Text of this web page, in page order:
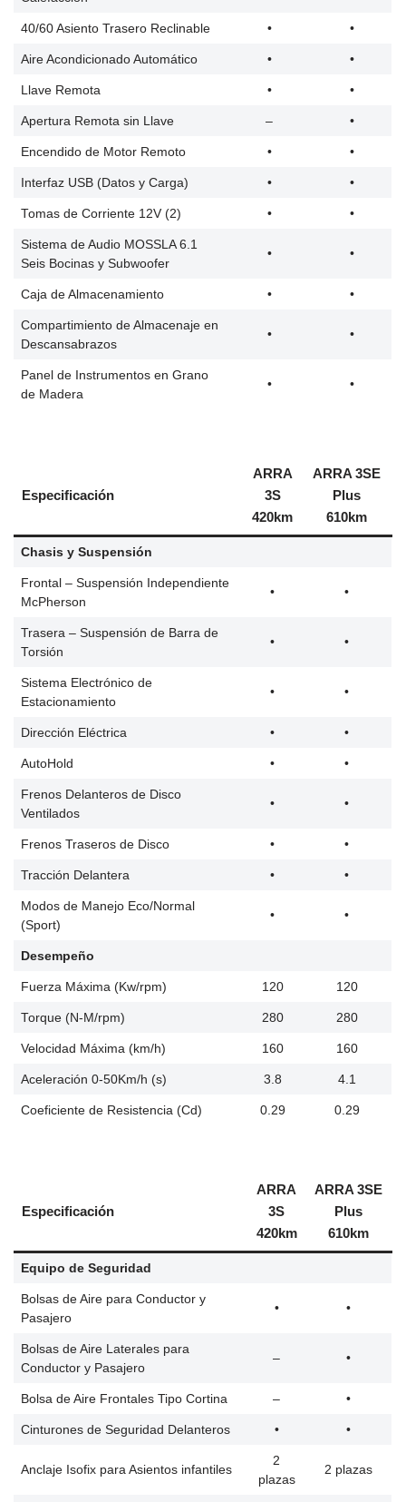
40/60 Asiento Trasero Reclinable • •
Aire Acondicionado Automático • •
Llave Remota • •
Apertura Remota sin Llave – •
Encendido de Motor Remoto • •
Interfaz USB (Datos y Carga) • •
Tomas de Corriente 12V (2) • •
Sistema de Audio MOSSLA 6.1
Seis Bocinas y Subwoofer
• •
Caja de Almacenamiento • •
Compartimiento de Almacenaje en
Descansabrazos
• •
Panel de Instrumentos en Grano
de Madera
• •
Especificación
ARRA
3S
420km
ARRA 3SE
Plus
610km
Chasis y Suspensión
Frontal – Suspensión Independiente
McPherson
• •
Trasera – Suspensión de Barra de
Torsión
• •
Sistema Electrónico de
Estacionamiento
• •
Dirección Eléctrica • •
AutoHold • •
Frenos Delanteros de Disco
Ventilados
• •
Frenos Traseros de Disco • •
Tracción Delantera • •
Modos de Manejo Eco/Normal
(Sport)
• •
Desempeño
Fuerza Máxima (Kw/rpm) 120 120
Torque (N-M/rpm) 280 280
Velocidad Máxima (km/h) 160 160
Aceleración 0-50Km/h (s) 3.8 4.1
Coeficiente de Resistencia (Cd) 0.29 0.29
Especificación
ARRA
3S
420km
ARRA 3SE
Plus
610km
Equipo de Seguridad
Bolsas de Aire para Conductor y
Pasajero
• •
Bolsas de Aire Laterales para
Conductor y Pasajero
– •
Bolsa de Aire Frontales Tipo Cortina – •
Cinturones de Seguridad Delanteros • •
Anclaje Isofix para Asientos infantiles
2
plazas
2 plazas